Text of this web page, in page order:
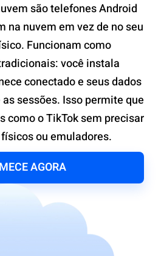
são telefones Android
na nuvem em vez de no seu
Funcionam como
você instala
conectado e seus dados
sessões. Isso permite que
como o TikTok sem precisar
ou emuladores.
AGORA